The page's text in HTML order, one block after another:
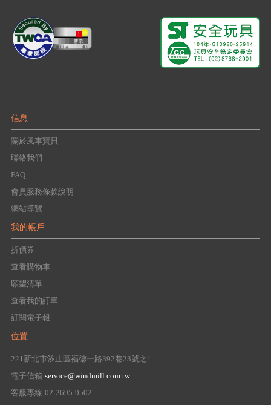
信息
關於風車寶貝
聯絡我們
FAQ
會員服務條款說明
網站導覽
我的帳戶
折價券
查看購物車
願望清單
查看我的訂單
訂閱電子報
位置
221新北市汐止區福德一路392巷23號之1
電子信箱:service@windmill.com.tw
客服專線:02-2695-9502